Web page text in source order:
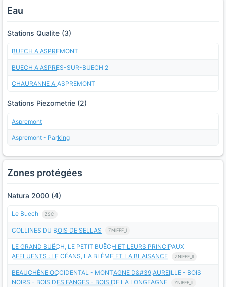
Eau
Stations Qualite (3)
BUECH A ASPREMONT
BUECH A ASPRES-SUR-BUECH 2
CHAURANNE A ASPREMONT
Stations Piezometrie (2)
Aspremont
Aspremont - Parking
Zones protégées
Natura 2000 (4)
Le Buech ZSC
COLLINES DU BOIS DE SELLAS ZNIEFF_I
LE GRAND BUËCH, LE PETIT BUËCH ET LEURS PRINCIPAUX
AFFLUENTS : LE CÉANS, LA BLÈME ET LA BLAISANCE
ZNIEFF_II
BEAUCHÊNE OCCIDENTAL - MONTAGNE D&#39;AUREILLE - BOIS
NOIRS - BOIS DES FANGES - BOIS DE LA LONGEAGNE
ZNIEFF_II